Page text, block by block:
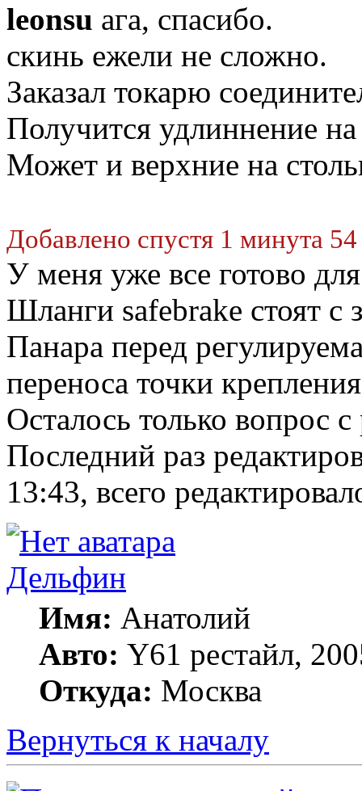
leonsu ага, спасибо.
скинь ежели не сложно.
Заказал токарю
Получится удлиннение
Может и верхние на
Добавлено спустя 1 минута
У меня уже все готово
Шланги safebrake стоят с
Панара перед
переноса точки
Осталось только вопрос
Последний раз
13:43, всего
Дельфин
Имя: Анатолий
Авто: Y61 рестайл,
Откуда: Москва
Вернуться к началу